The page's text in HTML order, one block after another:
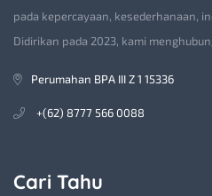
pada kepercayaan, kesederhanaan,
Didirikan pada 2023, kami
Perumahan BPA III Z 1 15336
+(62) 8777 566 0088
Cari Tahu